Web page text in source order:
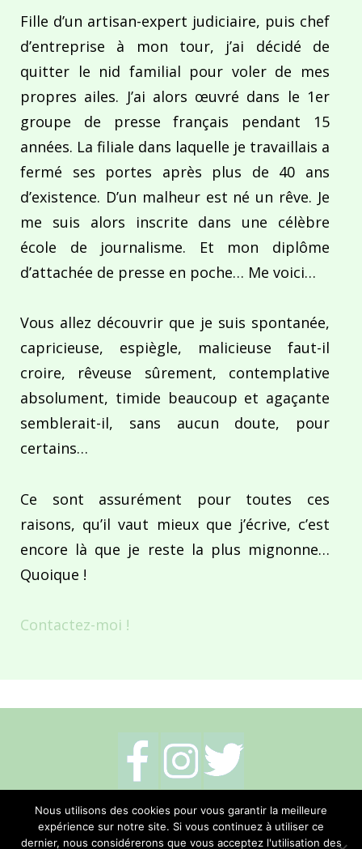
Fille d’un artisan-expert judiciaire, puis chef
d’entreprise à mon tour, j’ai décidé de
quitter le nid familial pour voler de mes
propres ailes. J’ai alors œuvré dans le 1er
groupe de presse français pendant 15
années. La filiale dans laquelle je travaillais a
fermé ses portes après plus de 40 ans
d’existence. D’un malheur est né un rêve. Je
me suis alors inscrite dans une célèbre
école de journalisme. Et mon diplôme
d’attachée de presse en poche… Me voici…
Vous allez découvrir que je suis spontanée,
capricieuse, espiègle, malicieuse faut-il
croire, rêveuse sûrement, contemplative
absolument, timide beaucoup et agaçante
semblerait-il, sans aucun doute, pour
certains…
Ce sont assurément pour toutes ces
raisons, qu’il vaut mieux que j’écrive, c’est
encore là que je reste la plus mignonne…
Quoique !
Contactez-moi !
Mentions légales- Politique de cookies-
Me contacter
Nous utilisons des cookies pour vous garantir la meilleure
expérience sur notre site. Si vous continuez à utiliser ce
dernier, nous considérerons que vous acceptez l'utilisation des